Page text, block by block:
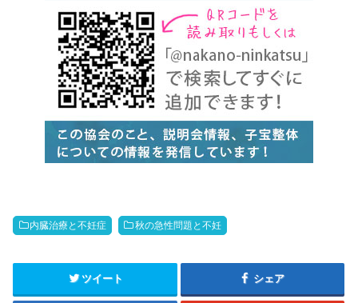
内臓治療と不妊症 秋の急性問題と不妊
ツイート シェア